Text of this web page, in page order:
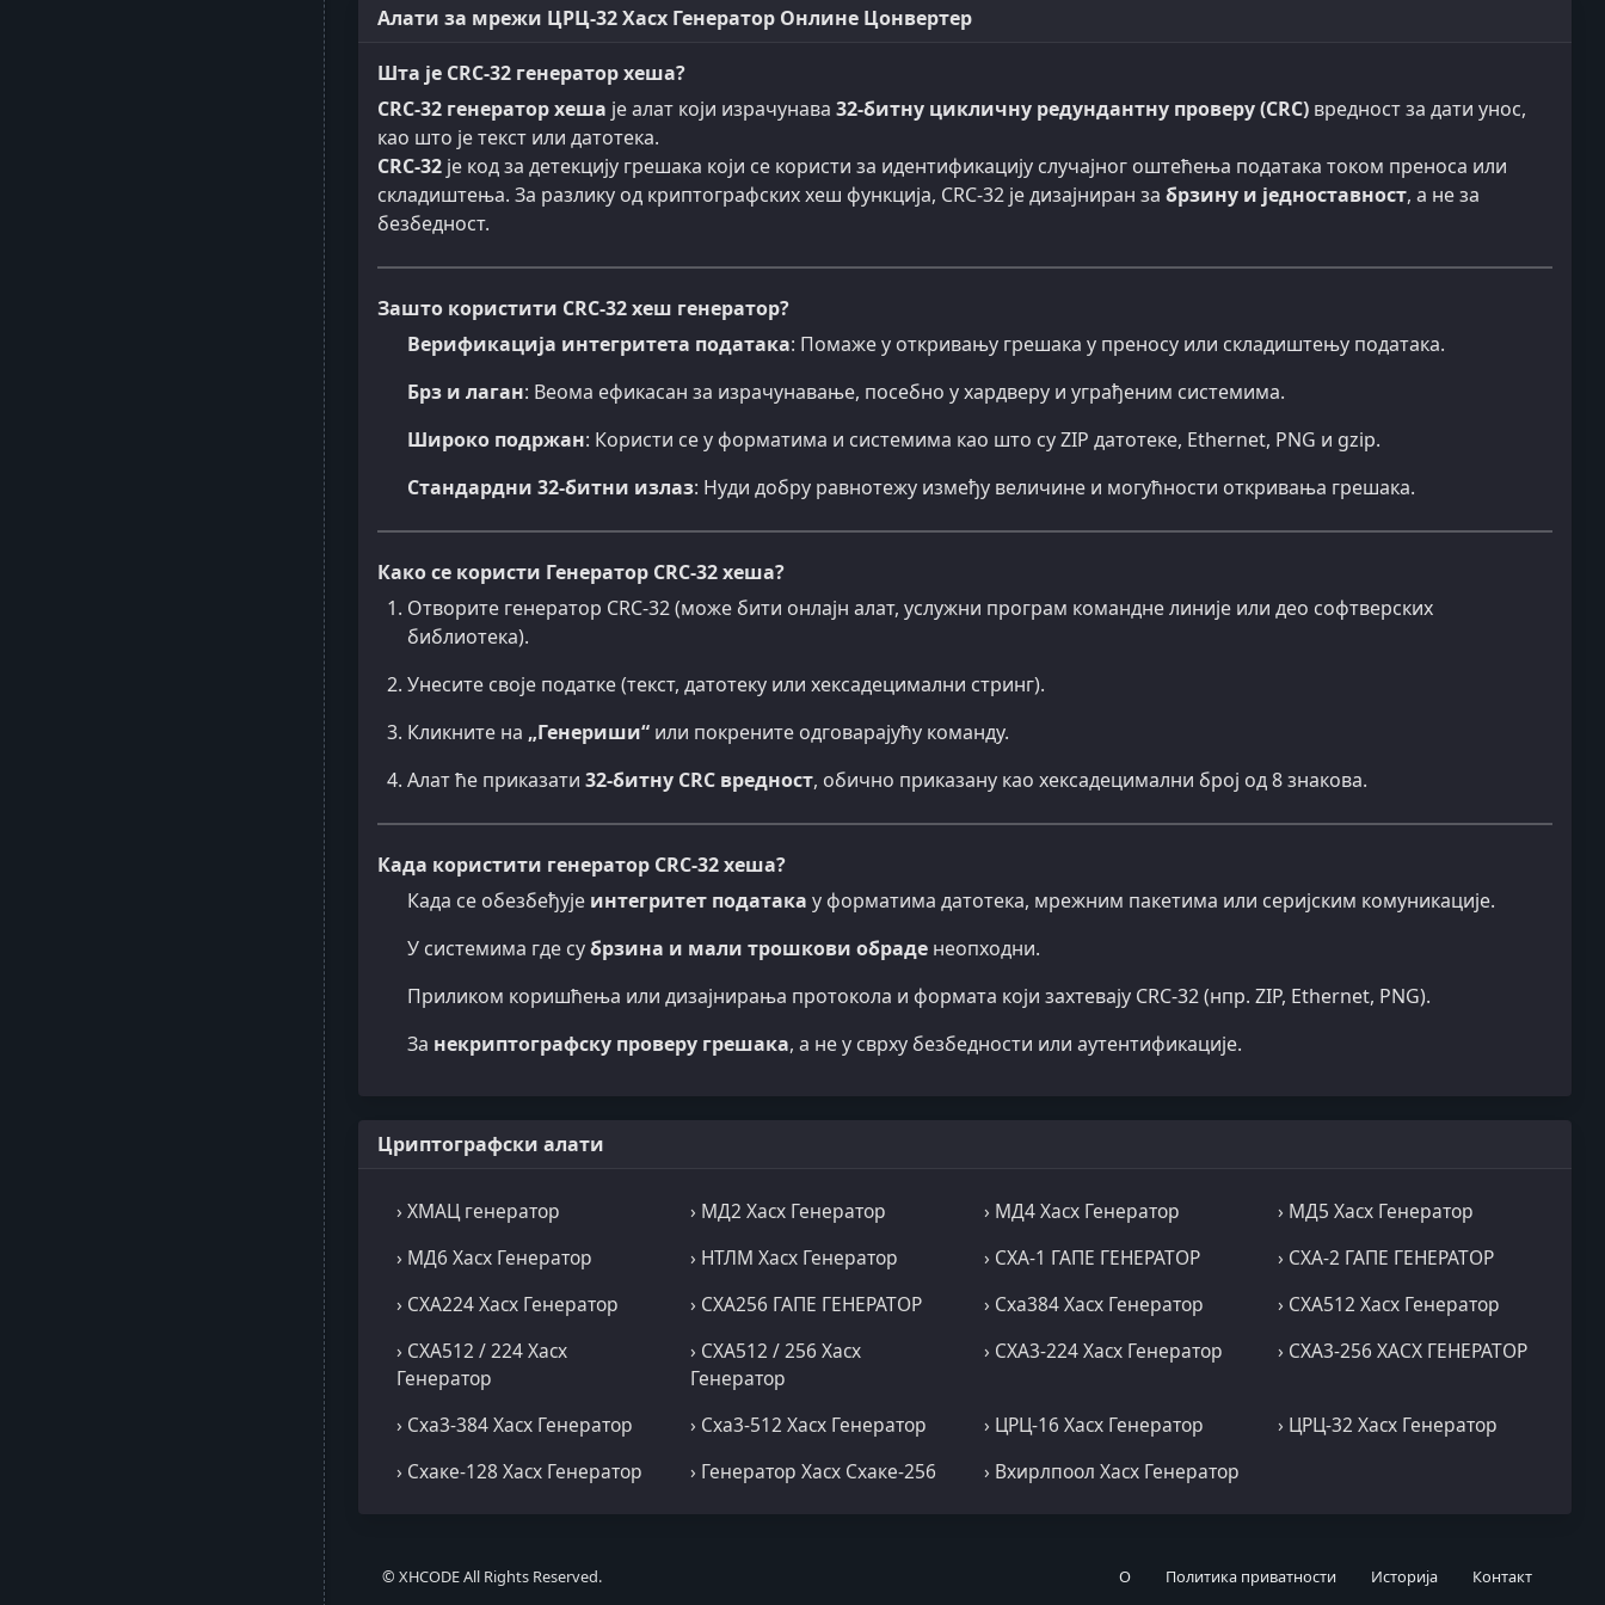
Алати за мрежи ЦРЦ-32 Хасх Генератор Онлине Цонвертер
Шта је CRC-32 генератор хеша?
CRC-32 генератор хеша је алат који израчунава 32-битну цикличну редундантну проверу (CRC) вредност за дати унос,
као што је текст или датотека.
CRC-32 је код за детекцију грешака који се користи за идентификацију случајног оштећења података током преноса или
складиштења. За разлику од криптографских хеш функција, CRC-32 је дизајниран за брзину и једноставност, а не за
безбедност.
Зашто користити CRC-32 хеш генератор?
Верификација интегритета података: Помаже у откривању грешака у преносу или складиштењу података.
Брз и лаган: Веома ефикасан за израчунавање, посебно у хардверу и уграђеним системима.
Широко подржан: Користи се у форматима и системима као што су ZIP датотеке, Ethernet, PNG и gzip.
Стандардни 32-битни излаз: Нуди добру равнотежу између величине и могућности откривања грешака.
Како се користи Генератор CRC-32 хеша?
Отворите генератор CRC-32 (може бити онлајн алат, услужни програм командне линије или део софтверских
библиотека).
Унесите своје податке (текст, датотеку или хексадецимални стринг).
Кликните на „Генериши“ или покрените одговарајућу команду.
Алат ће приказати 32-битну CRC вредност, обично приказану као хексадецимални број од 8 знакова.
Када користити генератор CRC-32 хеша?
Када се обезбеђује интегритет података у форматима датотека, мрежним пакетима или серијским комуникације.
У системима где субрзина и мали трошкови обраде неопходни.
Приликом коришћења или дизајнирања протокола и формата који захтевају CRC-32 (нпр. ZIP, Ethernet, PNG).
За некриптографску проверу грешака, а не у сврху безбедности или аутентификације.
Цриптографски алати
› ХМАЦ генератор › МД2 Хасх Генератор › МД4 Хасх Генератор
› МД5 Хасх Генератор
› МД6 Хасх Генератор
› НТЛМ Хасх Генератор › СХА-1 ГАПЕ ГЕНЕРАТОР
› СХА-2 ГАПЕ ГЕНЕРАТОР
› СХА224 Хасх Генератор
› СХА256 ГАПЕ ГЕНЕРАТОР › Сха384 Хасх Генератор
› СХА512 Хасх Генератор
› СХА512 / 224 Хасх
Генератор
› СХА512 / 256 Хасх
Генератор
› СХА3-224 Хасх Генератор › СХА3-256 ХАСХ ГЕНЕРАТОР
› Сха3-384 Хасх Генератор › Сха3-512 Хасх Генератор › ЦРЦ-16 Хасх Генератор
› ЦРЦ-32 Хасх Генератор
› Схаке-128 Хасх Генератор
› Генератор Хасх Схаке-256 › Вхирлпоол Хасх Генератор
© XHCODE All Rights Reserved. О Политика приватности Историја Контакт